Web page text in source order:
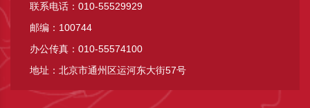
联系电话：010-55529929
邮编：100744
办公传真：010-55574100
地址：北京市通州区运河东大街57号